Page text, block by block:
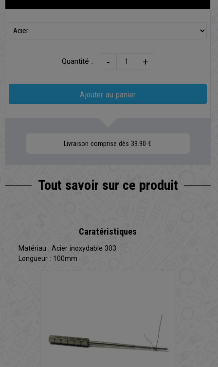
Quantité : - +
Ajouter au panier
Livraison comprise dès 39.90 €
Tout savoir sur ce produit
Caratéristiques
Matériau : Acier inoxydable 303
Longueur : 100mm